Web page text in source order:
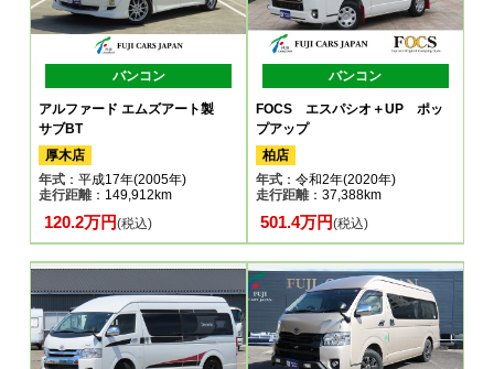
バンコン
アルファード エムズアート製
サブBT
厚木店
年式 ：平成17年(2005年)
走行距離：149,912km
120.2万円(税込)
バンコン
FOCS エスパシオ＋UP ポッ
プアップ
柏店
年式：令和2年(2020年)
走行距離：37,388km
501.4万円(税込)